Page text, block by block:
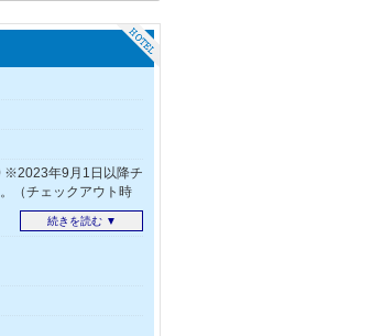
※2023年9月1日以降チ
（チェックアウト時
でとなります。）
続きを読む ▼